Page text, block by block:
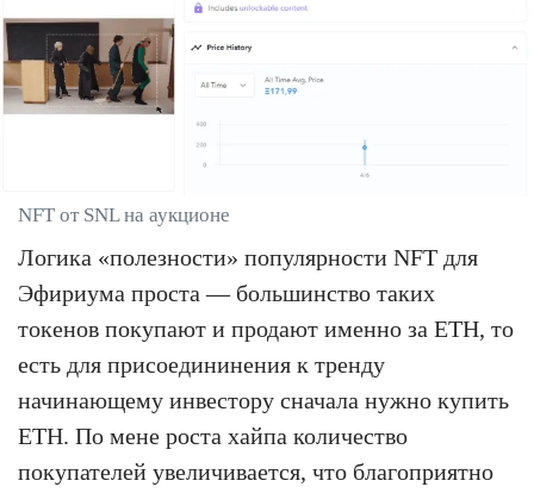
NFT от SNL на аукционе
Логика «полезности» популярности NFT для
Эфириума проста — большинство таких
токенов покупают и продают именно за ETH, то
есть для присоедининения к тренду
начинающему инвестору сначала нужно купить
ETH. По мене роста хайпа количество
покупателей увеличивается, что благоприятно